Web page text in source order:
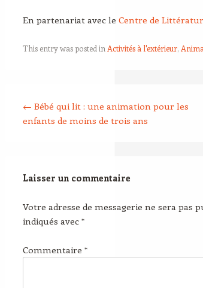
En partenariat avec le Centre de
This entry was posted in Activités à l'extérieur,
← Bébé qui lit : une animation pour les
enfants de moins de trois ans
Laisser un commentaire
Votre adresse de messagerie ne sera pas
indiqués avec *
Commentaire *